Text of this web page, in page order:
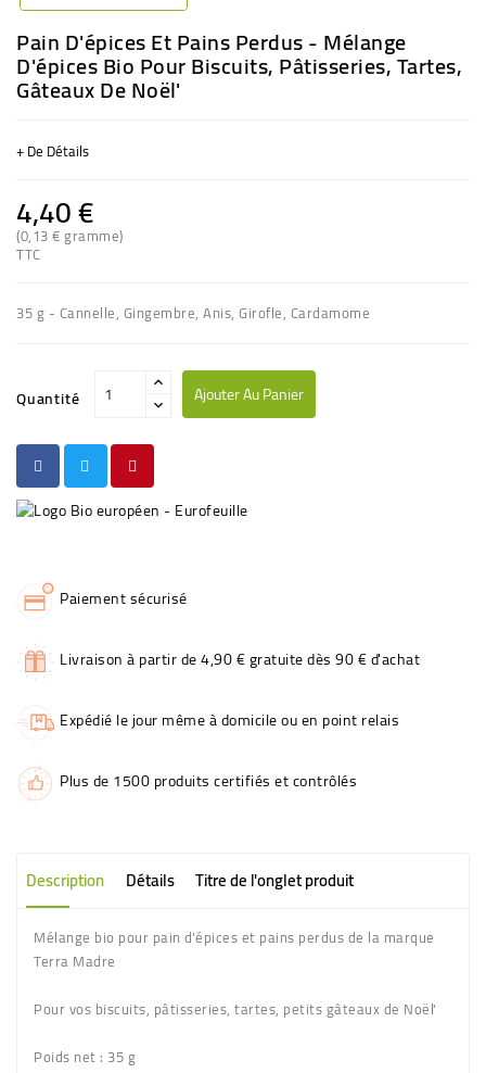
Pain D'épices Et Pains Perdus - Mélange
D'épices Bio Pour Biscuits, Pâtisseries, Tartes,
Gâteaux De Noël'
+ De Détails
4,40 €
(0,13 € gramme)
TTC
35 g - Cannelle, Gingembre, Anis, Girofle, Cardamome
Quantité Ajouter Au Panier
Paiement sécurisé
Livraison à partir de 4,90 € gratuite dès 90 € d'achat
Expédié le jour même à domicile ou en point relais
Plus de 1500 produits certifiés et contrôlés
Description Détails Titre de l'onglet produit
Mélange bio pour pain d'épices et pains perdus de la marque
Terra Madre
Pour vos biscuits, pâtisseries, tartes, petits gâteaux de Noël'
Poids net : 35 g